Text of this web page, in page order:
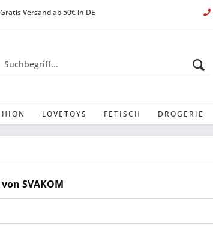
Gratis Versand ab 50€ in DE
LOVETOYS FETISCH DROGERIE
SVAKOM